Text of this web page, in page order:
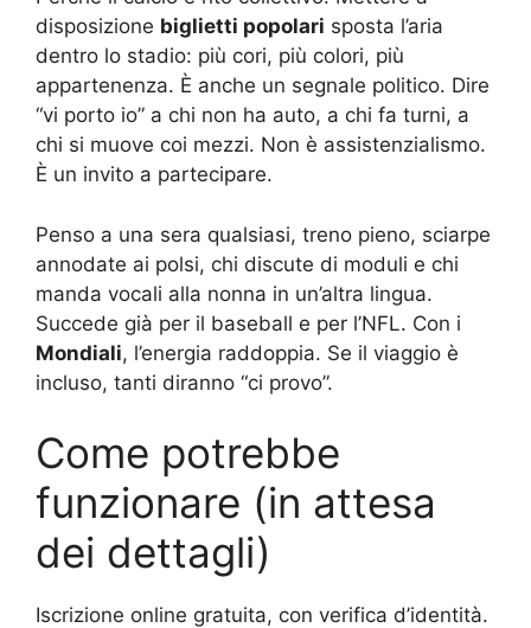
disposizione biglietti popolari sposta l’aria
dentro lo stadio: più cori, più colori, più
appartenenza. È anche un segnale politico. Dire
“vi porto io” a chi non ha auto, a chi fa turni, a
chi si muove coi mezzi. Non è assistenzialismo.
È un invito a partecipare.
Penso a una sera qualsiasi, treno pieno, sciarpe
annodate ai polsi, chi discute di moduli e chi
manda vocali alla nonna in un’altra lingua.
Succede già per il baseball e per l’NFL. Con i
Mondiali, l’energia raddoppia. Se il viaggio è
incluso, tanti diranno “ci provo”.
Come potrebbe
funzionare (in attesa
dei dettagli)
Iscrizione online gratuita, con verifica d’identità.